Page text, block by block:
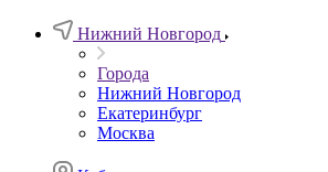
Нижний Новгород
Города
Нижний Новгород
Екатеринбург
Москва